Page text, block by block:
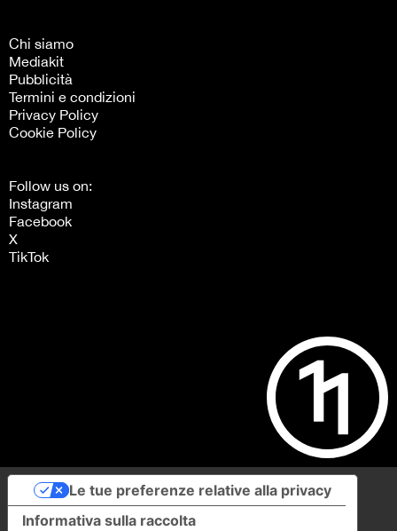
Chi siamo
Mediakit
Pubblicità
Termini e condizioni
Privacy Policy
Cookie Policy
Follow us on:
Instagram
Facebook
X
TikTok
Informativa sulla raccolta
Le tue preferenze relative alla privacy